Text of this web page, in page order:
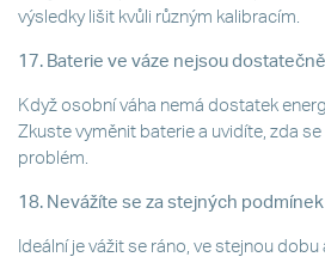
výsledky lišit kvůli různým kalibracím.
17. Baterie ve váze nejsou
Když osobní váha nemá dostatek
Zkuste vyměnit baterie a uvidíte, zda se
problém.
18. Nevážíte se za stejných podmínek
Ideální je vážit se ráno, ve stejnou